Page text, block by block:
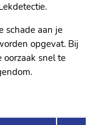
schade aan je
opgevat.​ Bij
oorzaak snel te